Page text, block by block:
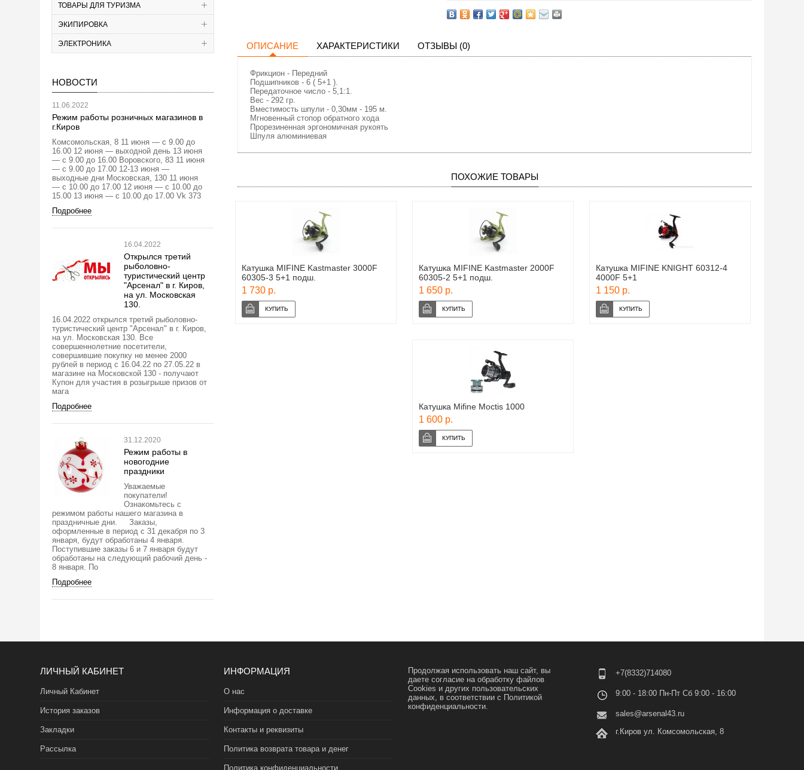
ТОВАРЫ ДЛЯ ТУРИЗМА
ЭКИПИРОВКА
ЭЛЕКТРОНИКА
НОВОСТИ
11.06.2022
Режим работы розничных магазинов в
г.Киров
Комсомольская, 8 11 июня — с 9.00 до
16.00 12 июня — выходной день 13 июня
— с 9.00 до 16.00 Воровского, 83 11 июня
— с 9.00 до 17.00 12-13 июня —
выходные дни Московская, 130 11 июня
— с 10.00 до 17.00 12 июня — с 10.00 до
15.00 13 июня — с 10.00 до 17.00 Vk 373
Подробнее
16.04.2022
Открылся третий
рыболовно-
туристический центр
"Арсенал" в г. Киров,
на ул. Московская
130.
16.04.2022 открылся третий рыболовно-
туристический центр "Арсенал" в г. Киров,
на ул. Московская 130. Все
совершеннолетние посетители,
совершившие покупку не менее 2000
рублей в период с 16.04.22 по 27.05.22 в
магазине на Московской 130 - получают
Купон для участия в розыгрыше призов от
мага
Подробнее
31.12.2020
Режим работы в
новогодние
праздники
Уважаемые
покупатели!
Ознакомьтесь с
режимом работы нашего магазина в
праздничные дни. Заказы,
оформленные в период с 31 декабря по 3
января, будут обработаны 4 января.
Поступившие заказы 6 и 7 января будут
обработаны на следующий рабочий день -
8 января. По
Подробнее
ОПИСАНИЕ ХАРАКТЕРИСТИКИ ОТЗЫВЫ (0)
Фрикцион - Передний
Пoдшипникoв - 6 ( 5+1 ).
Пepeдaтoчнoe чиcлo - 5,1:1.
Вес - 292 гр.
Вмecтимocть шпули - 0,30мм - 195 м.
Мгновенный стопор обратного хода
Прорезиненная эргономичная рукоять
Шпуля алюминиевая
ПОХОЖИЕ ТОВАРЫ
Катушка MIFINE Kastmaster 3000F
60305-3 5+1 подш.
1 730 р.
Катушка MIFINE Kastmaster 2000F
60305-2 5+1 подш.
1 650 р.
Катушка MIFINE KNIGHT 60312-4
4000F 5+1
1 150 р.
Катушка Mifine Moctis 1000
1 600 р.
ЛИЧНЫЙ КАБИНЕТ
Личный Кабинет
История заказов
Закладки
Рассылка
ИНФОРМАЦИЯ
О нас
Информация о доставке
Контакты и реквизиты
Политика возврата товара и денег
Политика конфиденциальности
Продолжая использовать наш сайт, вы
даете согласие на обработку файлов
Cookies и других пользовательских
данных, в соответствии с Политикой
конфиденциальности.
+7(8332)714080
9:00 - 18:00 Пн-Пт Сб 9:00 - 16:00
sales@arsenal43.ru
г.Киров ул. Комсомольская, 8